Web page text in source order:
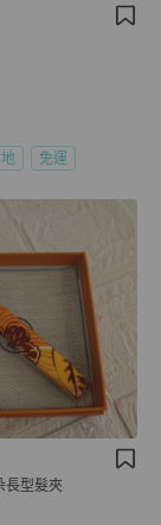
免運
長型髮夾